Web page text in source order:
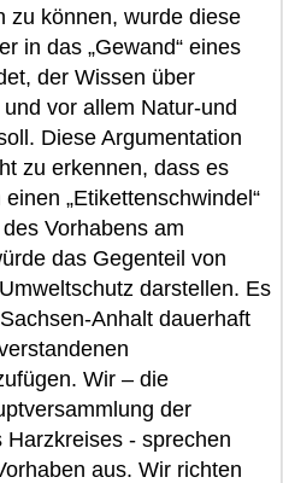
zu können, wurde diese
in das „Gewand“ eines
der Wissen über
vor allem Natur-und
Diese Argumentation
zu erkennen, dass es
„Etikettenschwindel“
Vorhabens am
das Gegenteil von
darstellen. Es
Anhalt dauerhaft
Wir – die
der
- sprechen
aus. Wir richten